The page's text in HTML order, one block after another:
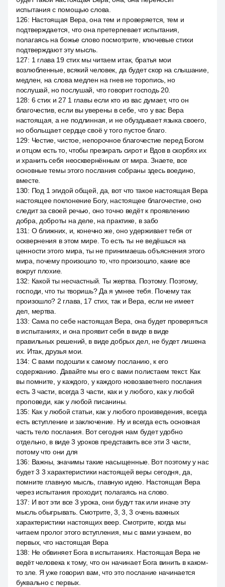
испытания с помощью слова.
126: Настоящая Вера, она тем и проверяется, тем и
подтверждается, что она претерпевает испытания,
полагаясь на божье слово посмотрите, ключевые стихи
подтверждают эту мысль.
127: 1 глава 19 стих мы читаем итак, братья мои
возлюбленные, всякий человек, да будет скор на слышание,
медлен, на слова медлен на гнев не торопись, но
послушай, но послушай, что говорит господь 20.
128: 6 стих и 27 1 главы если кто из вас думает, что он
благочестив, если вы уверены в себе, что у вас Вера
настоящая, а не подлинная, и не обуздывает языка своего,
но обольщает сердце своё у того пустое благо.
129: Честие, чистое, непорочное благочестие перед Богом
и отцом есть то, чтобы презирать сирот и Вдов в скорбях их
и хранить себя неосквернённым от мира. Знаете, все
основные темы этого послания собраны здесь воедино,
вместе.
130: Под 1 эгидой общей, да, вот что такое настоящая Вера
настоящее поклонение Богу, настоящее благочестие, оно
следит за своей речью, оно точно ведёт к проявлению
добра, доброты на деле, на практике, в забо
131 : О ближних, и, конечно же, оно удерживает тебя от
осквернения в этом мире. То есть ты не ведёшься на
ценности этого мира, ты не принимаешь объяснения этого
мира, почему произошло то, что произошло, какие все
вокруг плохие.
132: Какой ты несчастный. Ты жертва. Поэтому. Поэтому,
господи, что ты творишь? Да я умнее тебя. Почему так
произошло? 2 глава, 17 стих, так и Вера, если не имеет
дел, мертва.
133: Сама по себе настоящая Вера, она будет проверяться
в испытаниях, и она проявит себя в виде в виде
правильных решений, в виде добрых дел, не будет лишена
их. Итак, друзья мои.
134: С вами подошли к самому посланию, к его
содержанию. Давайте мы его с вами полистаем текст. Как
вы помните, у каждого, у каждого новозаветнего послания
есть 3 части, всегда 3 части, как и у любого, как у любой
проповеди, как у любой писанины.
135: Как у любой статьи, как у любого произведения, всегда
есть вступление и заключение. Ну и всегда есть основная
часть тело послания. Вот сегодня нам будет удобно
отдельно, в виде 3 уроков представить все эти 3 части,
потому что они для
136: Важны, значимы такие насыщенные. Вот поэтому у нас
будет 3 3 характеристики настоящей веры сегодня, да,
помните главную мысль, главную идею. Настоящая Вера
через испытания проходит, полагаясь на слово.
137: И вот эти все 3 урока, они будут так или иначе эту
мысль обыгрывать. Смотрите, 3, 3, 3 очень важных
характеристики настоящих веер. Смотрите, когда мы
читаем пролог этого вступления, мы с вами узнаем, во
первых, что настоящая Вера
138: Не обвиняет Бога в испытаниях. Настоящая Вера не
ведёт человека к тому, что он начинает Бога винить в каком-
то зле. Я уже говорил вам, что это послание начинается
буквально с первых.